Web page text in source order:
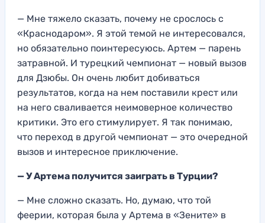
— Мне тяжело сказать, почему не срослось с
«Краснодаром». Я этой темой не интересовался,
но обязательно поинтересуюсь. Артем — парень
затравной. И турецкий чемпионат — новый вызов
для Дзюбы. Он очень любит добиваться
результатов, когда на нем поставили крест или
на него сваливается неимоверное количество
критики. Это его стимулирует. Я так понимаю,
что переход в другой чемпионат — это очередной
вызов и интересное приключение.
— У Артема получится заиграть в Турции?
— Мне сложно сказать. Но, думаю, что той
феерии, которая была у Артема в «Зените» в